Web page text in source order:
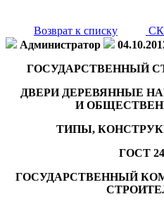
Возврат к списку
Администратор
ГОСУДАРСТВЕННЫЙ
ДВЕРИ ДЕРЕВЯННЫЕ
И
ТИПЫ,
ГОСТ
ГОСУДАРСТВЕННЫЙ